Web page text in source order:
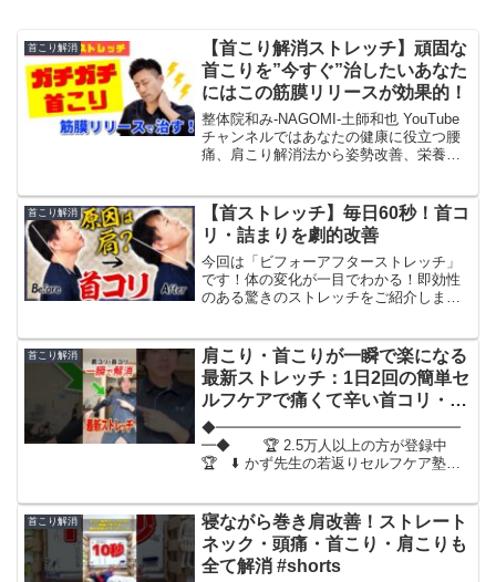
首こり解消
【首こり解消ストレッチ】頑固な
首こりを”今すぐ”治したいあなた
にはこの筋膜リリースが効果的！
整体院和み-NAGOMI-土師和也 YouTube
チャンネルではあなたの健康に役立つ腰
痛、肩こり解消法から姿勢改善、栄養、
け」になる動画を提供していきます。▷
本日のテーマ...
首こり解消
【首ストレッチ】毎日60秒！首コ
リ・詰まりを劇的改善
今回は「ビフォーアフターストレッチ」
です！体の変化が一目でわかる！即効性
のある驚きのストレッチをご紹介しま
者大募集】🔥YouTubeチャンネル「腰
痛・肩こり駆け込み寺」...
首こり解消
肩こり・首こりが一瞬で楽になる
最新ストレッチ：1日2回の簡単セ
ルフケアで痛くて辛い首コリ・肩
コリを治す方法
◆━━━━━━━━━━━━━━━━━
━◆ 🏆 2.5万人以上の方が登録中
🏆 ⬇️ かず先生の若返りセルフケア塾公
━◆🏆⬇️無料LINE登録で有料級特典100個
⬇️🏆✅腰痛解消動画7本...
首こり解消
寝ながら巻き肩改善！ストレート
ネック・頭痛・首こり・肩こりも
全て解消 #shorts